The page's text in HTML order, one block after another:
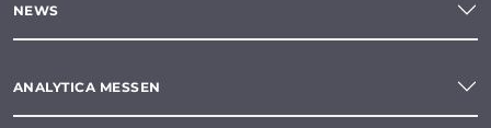
NEWS
ANALYTICA MESSEN